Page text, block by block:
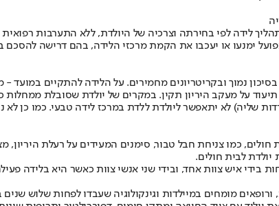
לידה לפי בחירתה וצרכיה של היולדת, ללא התערבות
ימנעו או יעכבו את הקמת מרכזי הלידה, בהם דרישה להסכם
שליה) לא יתאפשר ליולדת ללדת במרכז לידה טבעי. כמו כן
כמו צניחת חבל טבור, סימנים המעידים על רעלת
לבית חולים.
בידי איש צוות אחד, ובידי שני אנשי צוות כאשר היא בלידה
מומחים במיילדות וגינקולוגיה שעבדו לפחות שלוש